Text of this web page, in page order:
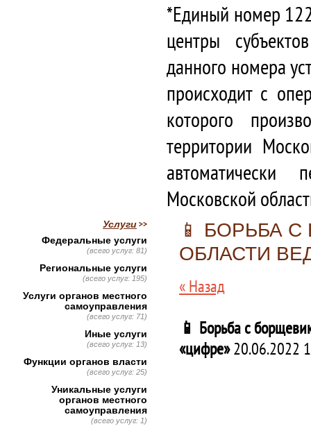
*Единый номер
центры
данного номера
происходит с
которого
территории
автоматически
Московской
📱 БОРЬБА
ОБЛАСТИ
« Назад
📱 Борьба с
«цифре»20.06.2022
Услуги
Федеральные услуги
(всего услуг: 81)
Региональные услуги
(всего услуг: 195)
Услуги органов местного
самоуправления
(всего услуг: 71)
Иные услуги
(всего услуг: 13)
Функции органов власти
(всего услуг: 25)
Уникальные услуги
органов местного
самоуправления
(всего услуг: 1)